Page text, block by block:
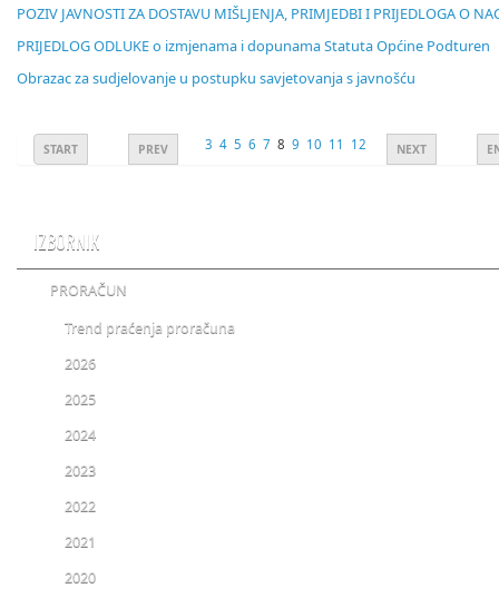
POZIV JAVNOSTI ZA DOSTAVU MIŠLJENJA, PRIMJEDBI I PRIJEDLOGA O
PRIJEDLOG ODLUKE o izmjenama i dopunama Statuta Općine Podturen
Obrazac za sudjelovanje u postupku savjetovanja s javnošću
START PREV 3 4 5 6 7 8 9 10 11 12 NEXT
IZBORNIK
PRORAČUN
Trend praćenja proračuna
2026
2025
2024
2023
2022
2021
2020